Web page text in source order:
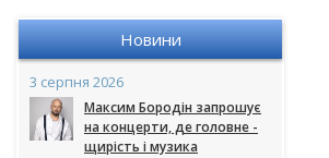
Новини
3 серпня 2026
Максим Бородін запрошує
на концерти, де головне -
щирість і музика